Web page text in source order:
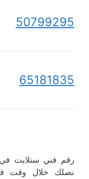
50799295
65181835
رقم فني ستلايت
نصلك خلال وقت